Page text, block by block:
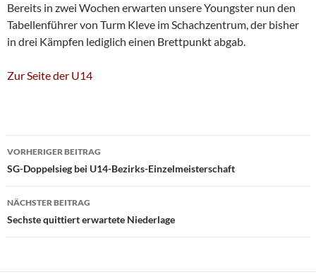
Bereits in zwei Wochen erwarten unsere Youngster nun den
Tabellenführer von Turm Kleve im Schachzentrum, der bisher
in drei Kämpfen lediglich einen Brettpunkt abgab.
Zur Seite der U14
Beitragsnavigation
VORHERIGER BEITRAG
SG-Doppelsieg bei U14-Bezirks-Einzelmeisterschaft
NÄCHSTER BEITRAG
Sechste quittiert erwartete Niederlage